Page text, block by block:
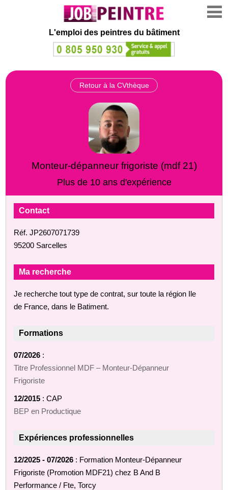
L'emploi des peintres du bâtiment
Retour à la CVthèque
Monteur‑dépanneur frigoriste (mdf 21)
Plus de 10 ans d'expérience
Contact
Réf. JP2607071739
95200 Sarcelles
Ma recherche
Je recherche tout type de contrat, sur toute la région Ile
de France, dans le Batiment.
Formations
07/2026 :
Titre Professionnel MDF – Monteur‑Dépanneur
Frigoriste
12/2015 : CAP
BEP en Productique
Expériences professionnelles
12/2025 - 07/2026 : Formation Monteur‑Dépanneur
Frigoriste (Promotion MDF21) chez B And B
Performance / Fte, Torcy